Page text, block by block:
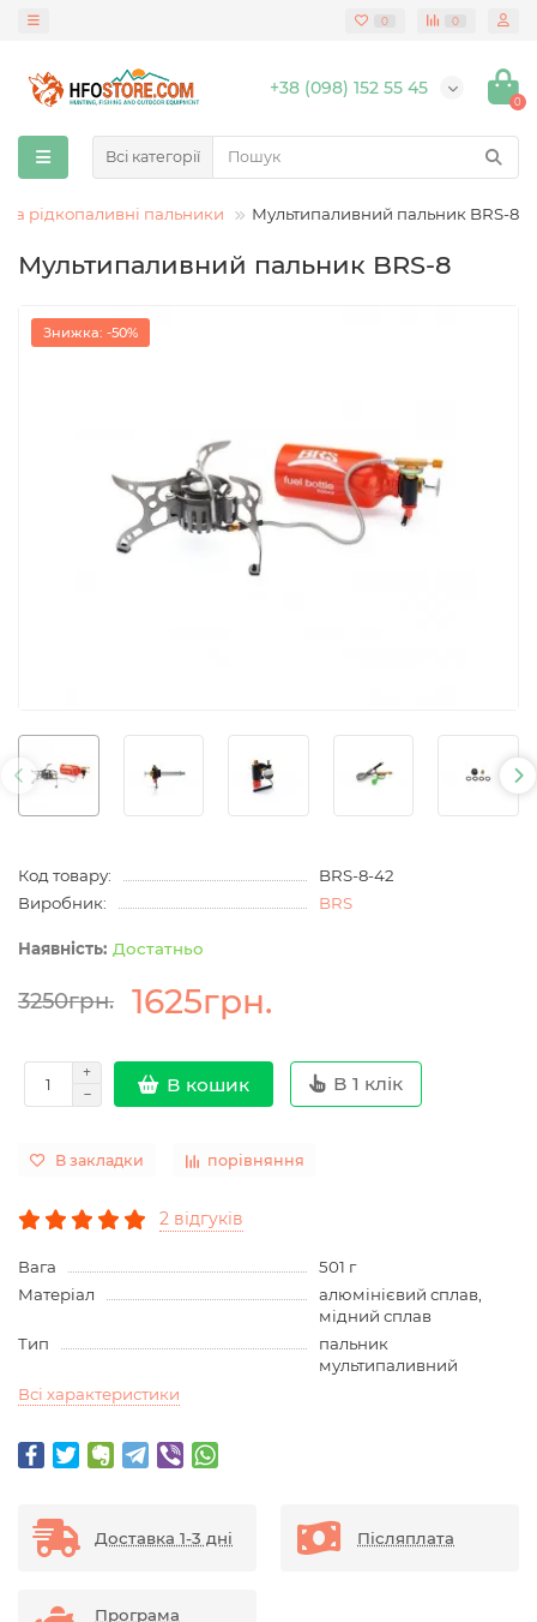
0 0
+38 (098) 152 55 45
0
Всі категорії
рідкопаливні пальники Мультипаливний пальник BRS-8
Мультипаливний пальник BRS-8
Знижка: -50%
Код товару:
BRS-8-42
Виробник:
BRS
Достатньо
3250грн. 1625грн.
В кошик В 1 клік
В закладки порівняння
2 відгуків
Вага
501 г
Матеріал
алюмінієвий сплав,
мідний сплав
Тип
пальник
мультипаливний
Всі характеристики
Доставка 1-3 дні Післяплата
Програма